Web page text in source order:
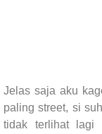
Jelas saja aku
paling street, si
tidak terlihat lagi